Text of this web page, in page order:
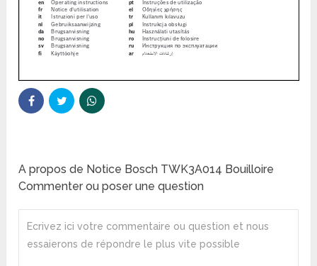
A propos de Notice Bosch TWK3A014 Bouilloire
Commenter ou poser une question